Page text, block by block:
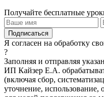
Получайте бесплатные
Я согласен на обработку
?
Заполняя и отправляя
ИП Кайзер Е.А.
(включая сбор,
уточнение, использование,